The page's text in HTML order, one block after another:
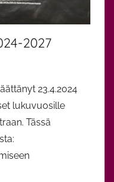
2027
23.4.2024
lukuvuosille
Tässä